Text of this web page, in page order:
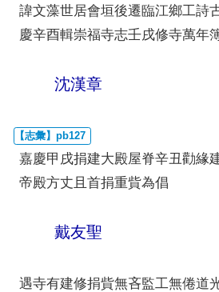
諱文藻世居會垣後遷臨江鄉工詩
慶辛酉輯崇福寺志壬戌修寺萬年
沈漢章
嘉慶甲戌捐建大殿屋脊辛丑勸緣
帝殿方丈且首捐重貲為倡
戴友聖
遇寺有建修捐貲無吝監工無倦道